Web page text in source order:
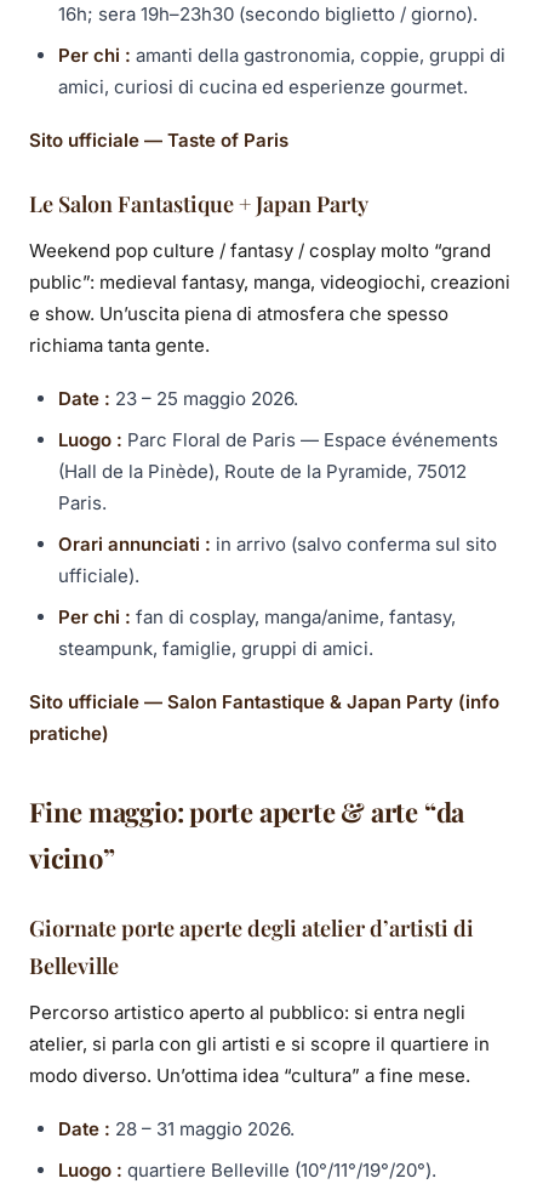
16h; sera 19h–23h30 (secondo biglietto / giorno).
Per chi : amanti della gastronomia, coppie, gruppi di
amici, curiosi di cucina ed esperienze gourmet.
Sito ufficiale — Taste of Paris
Le Salon Fantastique + Japan Party
Weekend pop culture / fantasy / cosplay molto “grand
public”: medieval fantasy, manga, videogiochi, creazioni
e show. Un’uscita piena di atmosfera che spesso
richiama tanta gente.
Date : 23 – 25 maggio 2026.
Luogo : Parc Floral de Paris — Espace événements
(Hall de la Pinède), Route de la Pyramide, 75012
Paris.
Orari annunciati : in arrivo (salvo conferma sul sito
ufficiale).
Per chi : fan di cosplay, manga/anime, fantasy,
steampunk, famiglie, gruppi di amici.
Sito ufficiale — Salon Fantastique & Japan Party (info
pratiche)
Fine maggio: porte aperte & arte “da
vicino”
Giornate porte aperte degli atelier d’artisti di
Belleville
Percorso artistico aperto al pubblico: si entra negli
atelier, si parla con gli artisti e si scopre il quartiere in
modo diverso. Un’ottima idea “cultura” a fine mese.
Date : 28 – 31 maggio 2026.
Luogo : quartiere Belleville (10°/11°/19°/20°).